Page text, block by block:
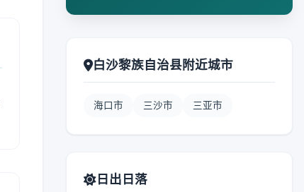
白沙黎族自治县附近城市
海口市 三沙市 三亚市
日出日落